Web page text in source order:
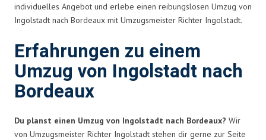
individuelles Angebot und erlebe einen reibungslosen Umzug von
Ingolstadt nach Bordeaux mit Umzugsmeister Richter Ingolstadt.
Erfahrungen zu einem
Umzug von Ingolstadt nach
Bordeaux
Du planst einen Umzug von Ingolstadt nach Bordeaux? Wir
von Umzugsmeister Richter Ingolstadt stehen dir gerne zur Seite